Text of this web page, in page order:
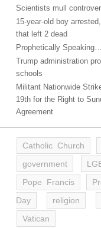
Scientists mull
15-year-old boy
that left 2 dead
Prophetically Speaking…
Trump administration
schools
Militant Nationwide
19th for the Right to
Agreement
Catholic Church
government
Pope Francis
Day
religion
Vatican